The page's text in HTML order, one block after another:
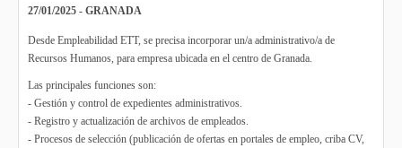
27/01/2025 - GRANADA
Desde Empleabilidad ETT, se precisa incorporar un/a administrativo/a de
Recursos Humanos, para empresa ubicada en el centro de Granada.
Las principales funciones son:
- Gestión y control de expedientes administrativos.
- Registro y actualización de archivos de empleados.
- Procesos de selección (publicación de ofertas en portales de empleo, criba CV,